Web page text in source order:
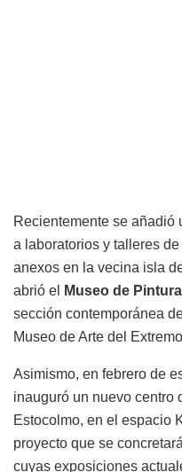
Recientemente se añadió
a laboratorios y talleres
anexos en la vecina isla
abrió el
Museo de
sección contemporánea
Museo de Arte del
Asimismo, en febrero de
inauguró un nuevo centro
Estocolmo, en el espacio
proyecto que se
cuyas exposiciones